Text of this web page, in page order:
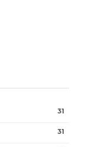
31
31